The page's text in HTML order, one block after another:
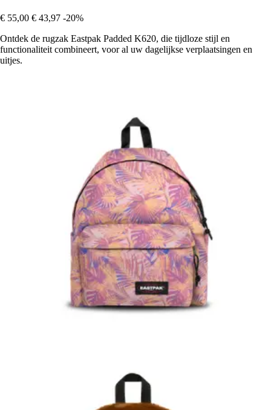
€ 55,00 € 43,97 -20%
Ontdek de rugzak Eastpak Padded K620, die tijdloze stijl en
functionaliteit combineert, voor al uw dagelijkse verplaatsingen en
uitjes.